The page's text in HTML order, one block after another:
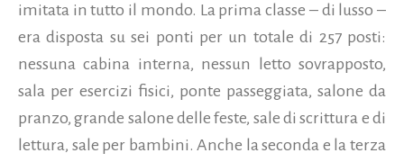
imitata in tutto il mondo. La prima classe – di lusso –
era disposta su sei ponti per un totale di 257 posti:
nessuna cabina interna, nessun letto sovrapposto,
sala per esercizi fisici, ponte passeggiata, salone da
pranzo, grande salone delle feste, sale di scrittura e di
lettura, sale per bambini. Anche la seconda e la terza